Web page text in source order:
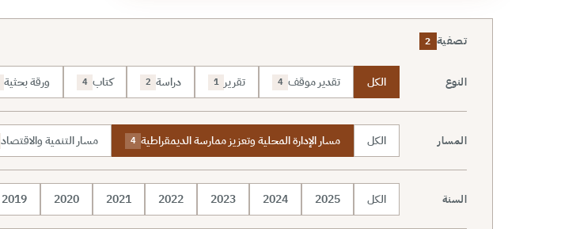
تصفية 2
النوع الكل تقدير موقف 4 تقرير 1 دراسة 2 كتاب 4 ورقة بحثية
المسار الكل مسار الإدارة المحلية وتعزيز ممارسة الديمقراطية 4 مسار التنمية والاقتصاد
السنة الكل 2025
2024
2023
2022
2021
2020
2019